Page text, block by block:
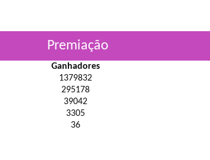
Premiação
Ganhadores
1379832
295178
39042
3305
36